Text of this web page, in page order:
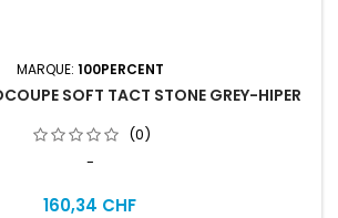
MARQUE: 100PERCENT
SOFT TACT STONE GREY-HIPER
(0)
-
160,34 CHF